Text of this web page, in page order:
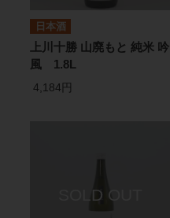
日本酒
上川十勝 山廃もと 純米 吟
風 1.8L
4,184円